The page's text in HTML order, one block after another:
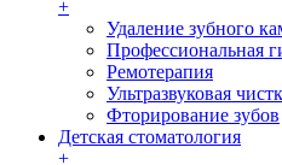
+
Удаление зубного
Профессиональная
Ремотерапия
Ультразвуковая
Фторирование зубов
Детская стоматология
+